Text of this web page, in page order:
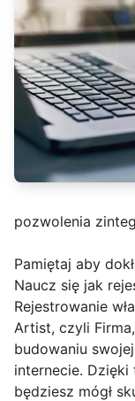
pozwolenia
Pamiętaj aby
Naucz się jak
Rejestrowanie
Artist, czyli
budowaniu
internecie.
będziesz mógł